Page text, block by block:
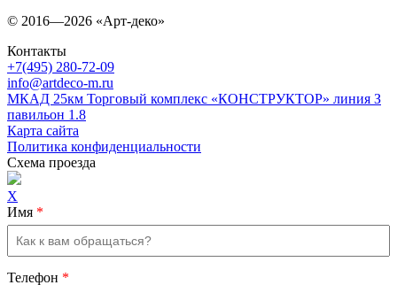
© 2016—2026 «Арт-деко»
Контакты
+7(495) 280-72-09
info@artdeco-m.ru
МКАД 25км Торговый комплекс «КОНСТРУКТОР» линия З
павильон 1.8
Карта сайта
Политика конфиденциальности
Схема проезда
X
Имя *
Телефон *